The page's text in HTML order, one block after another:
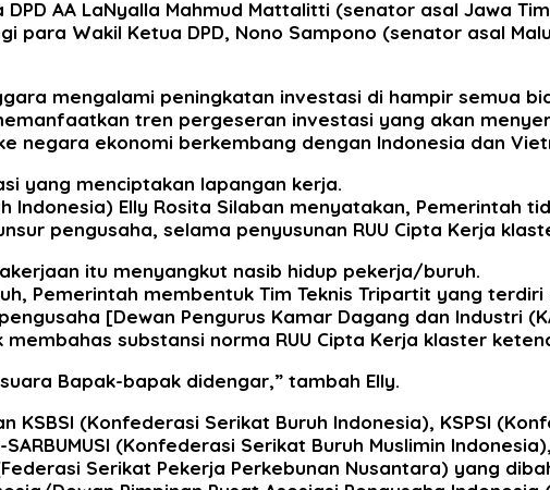
DPD AA LaNyalla Mahmud Mattalitti (senator asal Jawa
para Wakil Ketua DPD, Nono Sampono (senator asal
mengalami peningkatan investasi di hampir semua
tren pergeseran investasi yang akan
negara ekonomi berkembang dengan Indonesia dan
yang menciptakan lapangan kerja.
Indonesia) Elly Rosita Silaban menyatakan,
pengusaha, selama penyusunan RUU Cipta Kerja
itu menyangkut nasib hidup pekerja/buruh.
Pemerintah membentuk Tim Teknis Tripartit yang
[Dewan Pengurus Kamar Dagang dan Industri
membahas substansi norma RUU Cipta Kerja klaster
Bapak-bapak didengar,” tambah Elly.
(Konfederasi Serikat Buruh Indonesia), KSPSI
(Konfederasi Serikat Buruh Muslimin
Serikat Pekerja Perkebunan Nusantara) yang